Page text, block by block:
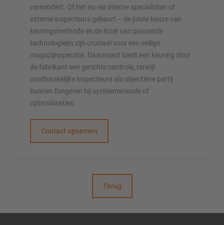
vermindert. Of het nu via interne specialisten of
externe inspecteurs gebeurt – de juiste keuze van
keuringsmethode en de inzet van passende
technologieën zijn cruciaal voor een veilige
magazijnoperatie. Daarnaast biedt een keuring door
de fabrikant een gerichte controle, terwijl
onafhankelijke inspecteurs als objectieve partij
kunnen fungeren bij systeemwissels of
optimalisaties.
Contact opnemen
Terug